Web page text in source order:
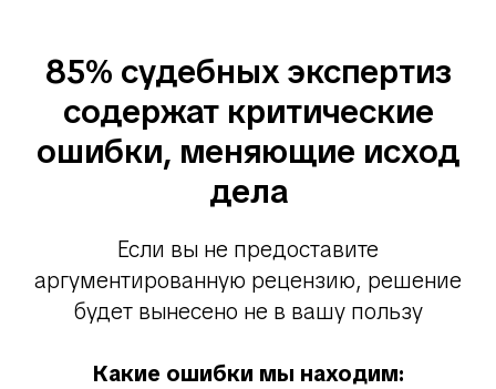
85% судебных экспертиз
содержат критические
ошибки, меняющие исход
дела
Если вы не предоставите
аргументированную рецензию, решение
будет вынесено не в вашу пользу
Какие ошибки мы находим: